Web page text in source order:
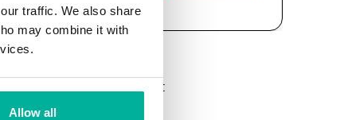
traffic. We also share
may combine it with
Allow all
ersätts de av vårt